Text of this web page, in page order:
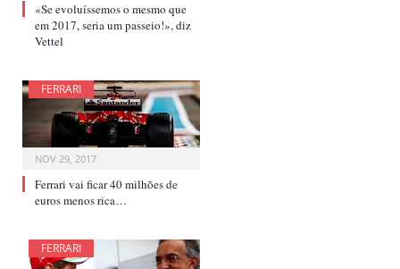
«Se evoluíssemos o mesmo que
em 2017, seria um passeio!», diz
Vettel
FERRARI
NOV 29, 2017
Ferrari vai ficar 40 milhões de
euros menos rica…
FERRARI